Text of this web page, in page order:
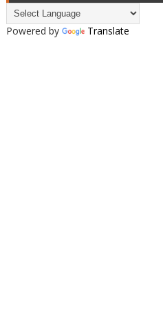
Powered by Translate